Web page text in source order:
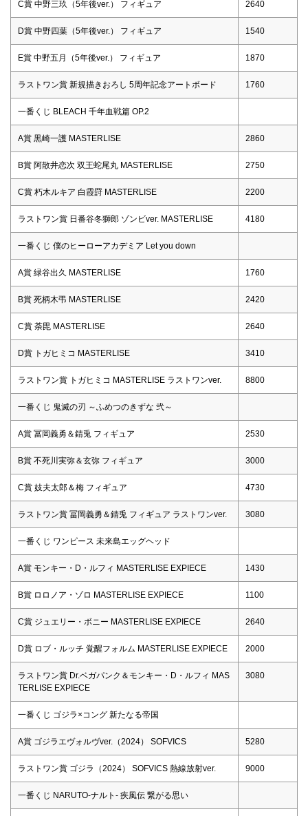
C賞 中野三玖（5年後ver.） フィギュア 2640
D賞 中野四葉（5年後ver.） フィギュア 1540
E賞 中野五月（5年後ver.） フィギュア 1870
ラストワン賞 新規描きおろし 5周年記念アートボード 1760
一番くじ BLEACH 千年血戦篇 OP.2
A賞 黒崎一護 MASTERLISE 2860
B賞 阿散井恋次 双王蛇尾丸 MASTERLISE 2750
C賞 朽木ルキア 白霞罸 MASTERLISE 2200
ラストワン賞 日番谷冬獅郎 ゾンビver. MASTERLISE 4180
一番くじ 僕のヒーローアカデミア Let you down
A賞 緑谷出久 MASTERLISE 1760
B賞 死柄木弔 MASTERLISE 2420
C賞 荼毘 MASTERLISE 2640
D賞 トガヒミコ MASTERLISE 3410
ラストワン賞 トガヒミコ MASTERLISE ラストワンver. 8800
一番くじ 鬼滅の刃 ～ふめつのきずな 弐～
A賞 冨岡義勇＆錆兎 フィギュア 2530
B賞 不死川実弥＆玄弥 フィギュア 3000
C賞 妓夫太郎＆梅 フィギュア 4730
ラストワン賞 冨岡義勇＆錆兎 フィギュア ラストワンver. 3080
一番くじ ワンピース 未来島エッグヘッド
A賞 モンキー・D・ルフィ MASTERLISE EXPIECE 1430
B賞 ロロノア・ゾロ MASTERLISE EXPIECE 1100
C賞 ジュエリー・ボニー MASTERLISE EXPIECE 2640
D賞 ロブ・ルッチ 覚醒フォルム MASTERLISE EXPIECE 2000
ラストワン賞 Dr.ベガパンク＆モンキー・D・ルフィ MAS
TERLISE EXPIECE
3080
一番くじ ゴジラ×コング 新たなる帝国
A賞 ゴジラエヴォルヴver.（2024） SOFVICS 5280
ラストワン賞 ゴジラ（2024） SOFVICS 熱線放射ver. 9000
一番くじ NARUTO-ナルト- 疾風伝 繋がる思い